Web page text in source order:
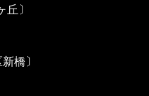
丘〕
橋〕